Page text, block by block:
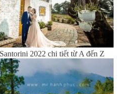
2022 chi tiết từ A đến Z